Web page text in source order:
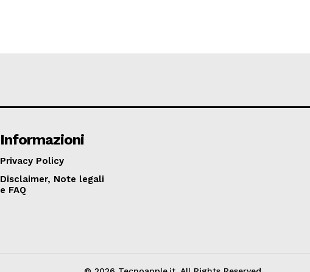
Informazioni
Privacy Policy
Disclaimer, Note legali
e FAQ